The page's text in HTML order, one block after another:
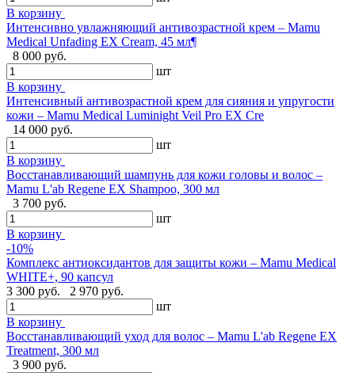
В корзину
Интенсивно увлажняющий антивозрастной крем – Mamu
Medical Unfading EX Cream, 45 мл¶
8 000 руб.
шт
В корзину
Интенсивный антивозрастной крем для сияния и упругости
кожи – Mamu Medical Luminight Veil Pro EX Cre
14 000 руб.
шт
В корзину
Восстанавливающий шампунь для кожи головы и волос –
Mamu L'ab Regene EX Shampoo, 300 мл
3 700 руб.
шт
В корзину
-10%
Комплекс антиоксидантов для защиты кожи – Mamu Medical
WHITE+, 90 капсул
3 300 руб.
2 970 руб.
шт
В корзину
Восстанавливающий уход для волос – Mamu L'ab Regene EX
Treatment, 300 мл
3 900 руб.